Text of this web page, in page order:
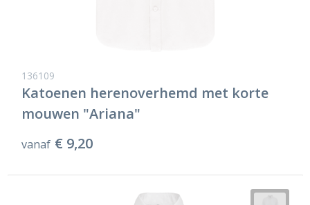
136109
Katoenen herenoverhemd met korte
mouwen "Ariana"
vanaf € 9,20